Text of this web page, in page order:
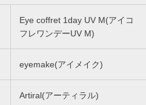
Eye coffret 1day UV M(アイコ
フレワンデーUV M)
eyemake(アイメイク)
Artiral(アーティラル)